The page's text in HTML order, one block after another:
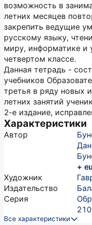
возможность в
летних месяцев
закрепить ведущие
русскому языку,
миру, информатике и
четвертом классе.
Данная тетрадь -
учебников
третья в ряду новых
летних занятий
2-е издание,
Характеристики
Автор
+
Художник
Издательство
Серия
Все характеристики